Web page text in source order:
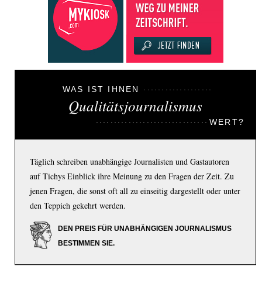
WAS IST IHNEN
Qualitätsjournalismus
WERT?
Täglich schreiben unabhängige Journalisten und Gastautoren
auf Tichys Einblick ihre Meinung zu den Fragen der Zeit. Zu
jenen Fragen, die sonst oft all zu einseitig dargestellt oder unter
den Teppich gekehrt werden.
DEN PREIS FÜR UNABHÄNGIGEN JOURNALISMUS
BESTIMMEN SIE.